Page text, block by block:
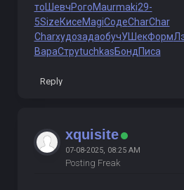
то ШевчРогоMaurmaki29-
5SizeКисеMagiСодеCharChar
CharхудозадаобучУШекФорм
ВараСтруtuchkasБондПиса
Reply
xquisite
07-08-2025, 08:25 AM
Posting Freak